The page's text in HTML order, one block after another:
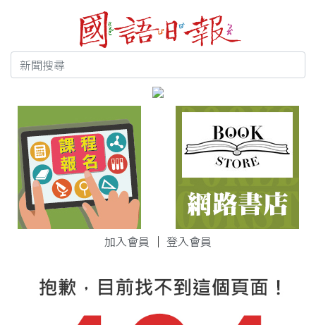
加入會員 ｜ 登入會員